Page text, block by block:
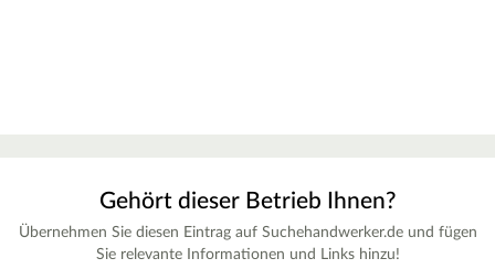
Gehört dieser Betrieb Ihnen?
Übernehmen Sie diesen Eintrag auf Suchehandwerker.de und fügen
Sie relevante Informationen und Links hinzu!